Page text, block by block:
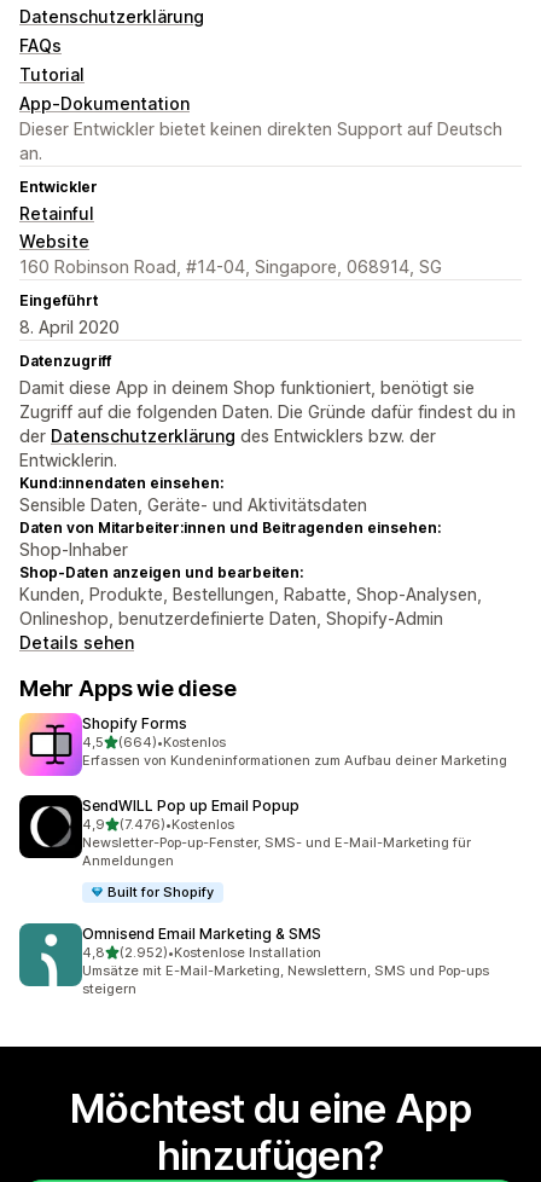
Datenschutzerklärung
FAQs
Tutorial
App-Dokumentation
Dieser Entwickler bietet keinen direkten Support auf Deutsch
an.
Entwickler
Retainful
Website
160 Robinson Road, #14-04, Singapore, 068914, SG
Eingeführt
8. April 2020
Datenzugriff
Damit diese App in deinem Shop funktioniert, benötigt sie
Zugriff auf die folgenden Daten. Die Gründe dafür findest du in
der Datenschutzerklärung des Entwicklers bzw. der
Entwicklerin.
Kund:innendaten einsehen:
Sensible Daten, Geräte- und Aktivitätsdaten
Daten von Mitarbeiter:innen und Beitragenden einsehen:
Shop-Inhaber
Shop-Daten anzeigen und bearbeiten:
Kunden, Produkte, Bestellungen, Rabatte, Shop-Analysen,
Onlineshop, benutzerdefinierte Daten, Shopify-Admin
Details sehen
Mehr Apps wie diese
Shopify Forms
4,5von 5 Sternen
(664)
664 Rezensionen insgesamt
•Kostenlos
Erfassen von Kundeninformationen zum Aufbau deiner Marketing
SendWILL Pop up Email Popup
4,9von 5 Sternen
(7.476)
7476 Rezensionen insgesamt
•Kostenlos
Newsletter-Pop-up-Fenster, SMS- und E-Mail-Marketing für
Anmeldungen
Built for Shopify
Omnisend Email Marketing & SMS
4,8von 5 Sternen
(2.952)
2952 Rezensionen insgesamt
•Kostenlose Installation
Umsätze mit E-Mail-Marketing, Newslettern, SMS und Pop-ups
steigern
Möchtest du eine App
hinzufügen?